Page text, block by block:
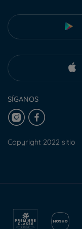
SÍGANOS
Copyright 2022 sitio